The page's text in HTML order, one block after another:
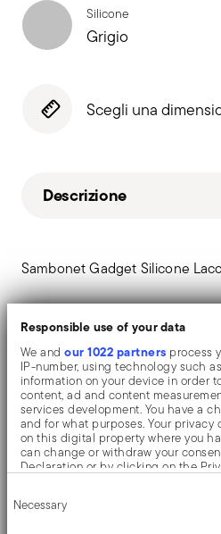
Responsible use of your data
We andour 1022 partners process
IP-number, using technology such
information on your device in order
content, ad and content
services development. You have a
and for what purposes. Your
on this digital property where you
can change or withdraw your
Declaration or by clicking on the
Collect information about
Selection
Necessary
Silicone
Grigio
Scegli una
Descrizione
Sambonet Gadget Silicone
design, rifinita e realizzata in
touch.
Dettagli
Dimensioni